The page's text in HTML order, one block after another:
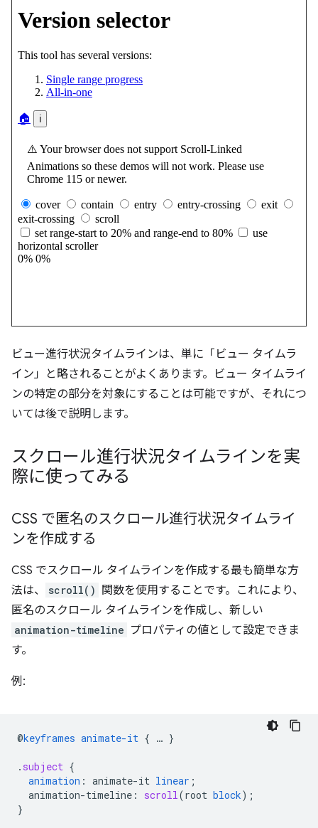
ビュー進行状況タイムラインは、単に「ビュー タイムラ
イン」と略されることがよくあります。ビュー タイムライ
ンの特定の部分を対象にすることは可能ですが、それにつ
いては後で説明します。
スクロール進行状況タイムラインを実
際に使ってみる
CSS で匿名のスクロール進行状況タイムライ
ンを作成する
CSS でスクロール タイムラインを作成する最も簡単な方
法は、
scroll()
関数を使用することです。これにより、
匿名のスクロール タイムラインを作成し、新しい
animation-timeline プロパティの値として設定できま
す。
例:
@keyframes animate-it { … }
. subject {
animation : animate-it linear ;
animation-timeline : scroll(root block);
}